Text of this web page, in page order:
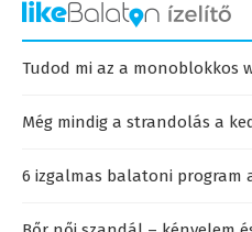
Tudod mi az a monoblokkos
Még mindig a strandolás a
6 izgalmas balatoni program